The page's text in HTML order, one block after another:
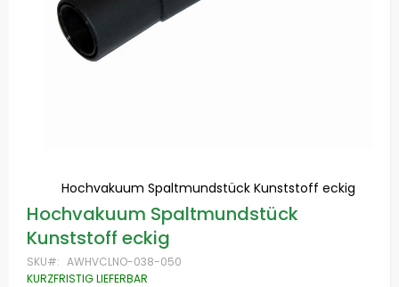
Hochvakuum Spaltmundstück Kunststoff eckig
Zum
Anfang
der
springen
Hochvakuum Spaltmundstück
Kunststoff eckig
SKU
AWHVCLNO-038-050
KURZFRISTIG LIEFERBAR